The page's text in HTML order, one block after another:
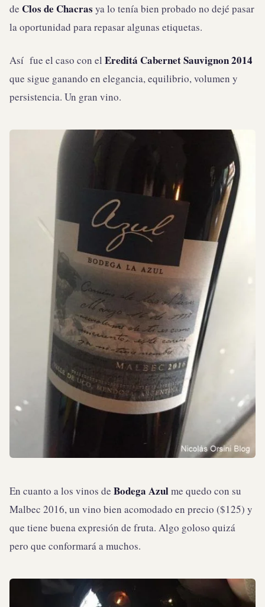
de Clos de Chacras ya lo tenía bien probado no dejé pasar
la oportunidad para repasar algunas etiquetas.
Así fue el caso con el Ereditá Cabernet Sauvignon 2014
que sigue ganando en elegancia, equilibrio, volumen y
persistencia. Un gran vino.
En cuanto a los vinos de Bodega Azulme quedo con su
Malbec 2016, un vino bien acomodado en precio ($125) y
que tiene buena expresión de fruta. Algo goloso quizá
pero que conformará a muchos.